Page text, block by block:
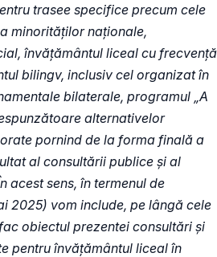
trasee specifice precum cele
minorităților naționale,
învățământul liceal cu frecvență
bilingv, inclusiv cel organizat în
bilaterale, programul „A
alternativelor
pornind de la forma finală a
al consultării publice și al
acest sens, în termenul de
2025) vom include, pe lângă cele
obiectul prezentei consultări și
pentru învățământul liceal în